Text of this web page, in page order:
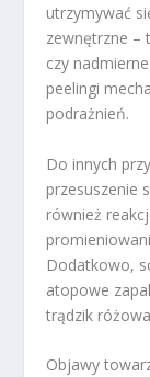
utrzymywać
zewnętrzne –
czy
peelingi
podrażnień.
Do innych
przesuszenie
również
Dodatkowo,
atopowe
trądzik
Objawy